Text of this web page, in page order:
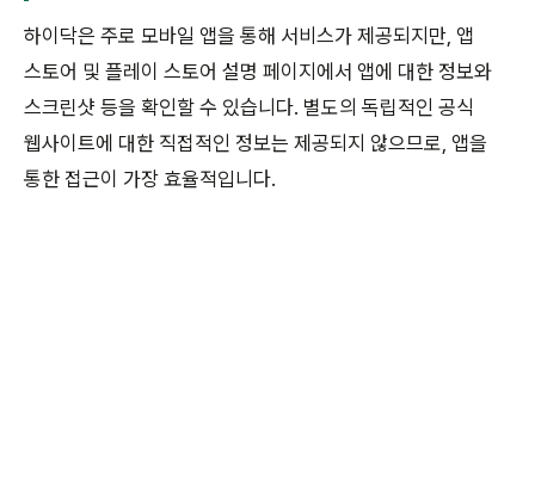
하이닥은 주로 모바일 앱을 통해 서비스가 제공되지만, 앱
스토어 및 플레이 스토어 설명 페이지에서 앱에 대한 정보와
스크린샷 등을 확인할 수 있습니다. 별도의 독립적인 공식
웹사이트에 대한 직접적인 정보는 제공되지 않으므로, 앱을
통한 접근이 가장 효율적입니다.